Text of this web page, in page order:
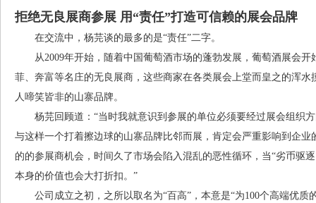
拒绝无良展商参展 用“责任”打造可信赖的展会品牌
在交流中，杨芫谈的最多的是“责任”二字。
从2009年开始，随着中国葡萄酒市场的蓬勃发展，葡萄酒展会开
菲、奔富等名庄的无良展商，这些商家在各类展会上堂而皇之的浑水
人啼笑皆非的山寨品牌。
杨芫回顾道：“当时我就意识到参展的单位必须要经过展会组织
与这样一个打着擦边球的山寨品牌比邻而展，肯定会严重影响到企
的的参展商机会，时间久了市场会陷入混乱的恶性循环，当“劣币驱
本身的价值也会大打折扣。”
公司成立之初，之所以取名为“百高”，本意是“为100个高端优质